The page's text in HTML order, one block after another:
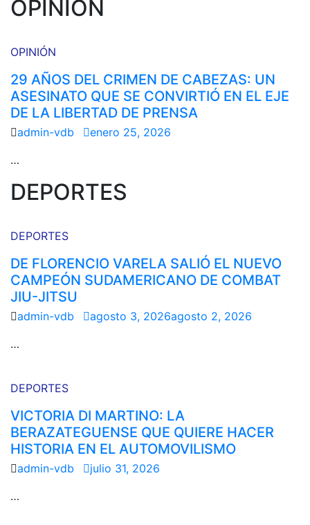
OPINIÓN
OPINIÓN
29 AÑOS DEL CRIMEN DE CABEZAS: UN
ASESINATO QUE SE CONVIRTIÓ EN EL EJE
DE LA LIBERTAD DE PRENSA
admin-vdb
enero 25, 2026
…
DEPORTES
DEPORTES
DE FLORENCIO VARELA SALIÓ EL NUEVO
CAMPEÓN SUDAMERICANO DE COMBAT
JIU-JITSU
admin-vdb agosto 3, 2026agosto 2, 2026
…
DEPORTES
VICTORIA DI MARTINO: LA
BERAZATEGUENSE QUE QUIERE HACER
HISTORIA EN EL AUTOMOVILISMO
admin-vdb
julio 31, 2026
…